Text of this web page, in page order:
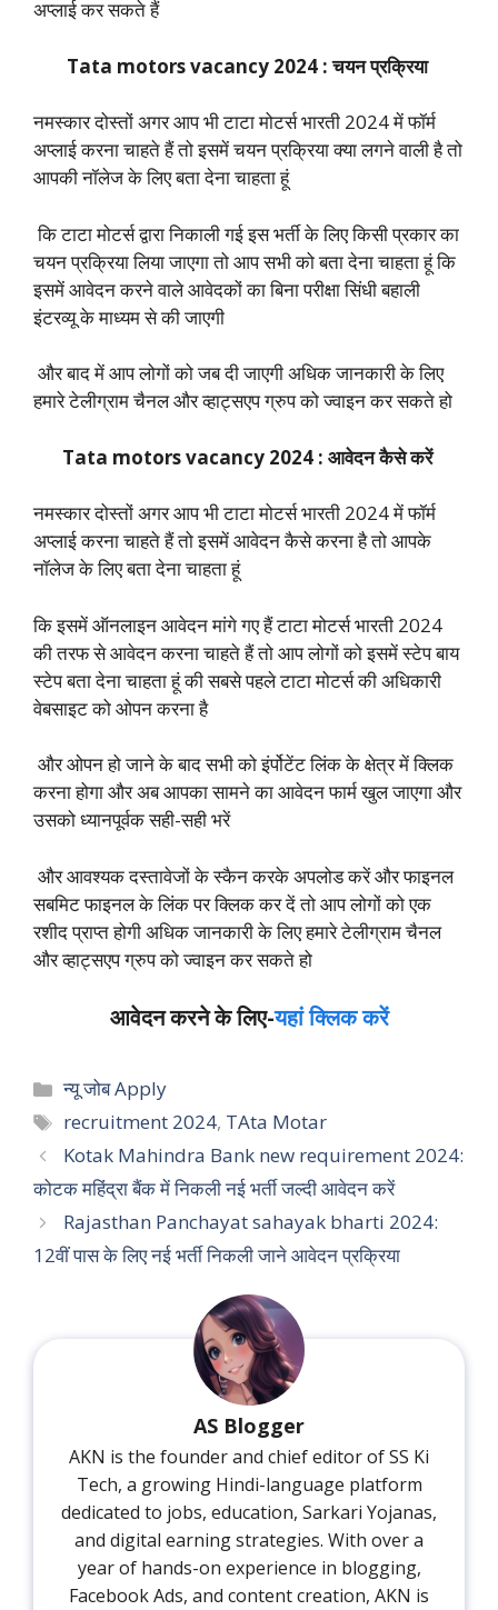
अप्लाई कर सकते हैं
Tata motors vacancy 2024 : चयन प्रक्रिया
नमस्कार दोस्तों अगर आप भी टाटा मोटर्स भारती 2024 में फॉर्म
अप्लाई करना चाहते हैं तो इसमें चयन प्रक्रिया क्या लगने वाली है तो
आपकी नॉलेज के लिए बता देना चाहता हूं
कि टाटा मोटर्स द्वारा निकाली गई इस भर्ती के लिए किसी प्रकार का
चयन प्रक्रिया लिया जाएगा तो आप सभी को बता देना चाहता हूं कि
इसमें आवेदन करने वाले आवेदकों का बिना परीक्षा सिंधी बहाली
इंटरव्यू के माध्यम से की जाएगी
और बाद में आप लोगों को जब दी जाएगी अधिक जानकारी के लिए
हमारे टेलीग्राम चैनल और व्हाट्सएप ग्रुप को ज्वाइन कर सकते हो
Tata motors vacancy 2024 : आवेदन कैसे करें
नमस्कार दोस्तों अगर आप भी टाटा मोटर्स भारती 2024 में फॉर्म
अप्लाई करना चाहते हैं तो इसमें आवेदन कैसे करना है तो आपके
नॉलेज के लिए बता देना चाहता हूं
कि इसमें ऑनलाइन आवेदन मांगे गए हैं टाटा मोटर्स भारती 2024
की तरफ से आवेदन करना चाहते हैं तो आप लोगों को इसमें स्टेप बाय
स्टेप बता देना चाहता हूं की सबसे पहले टाटा मोटर्स की अधिकारी
वेबसाइट को ओपन करना है
और ओपन हो जाने के बाद सभी को इंर्पोटेंट लिंक के क्षेत्र में क्लिक
करना होगा और अब आपका सामने का आवेदन फार्म खुल जाएगा और
उसको ध्यानपूर्वक सही-सही भरें
और आवश्यक दस्तावेजों के स्कैन करके अपलोड करें और फाइनल
सबमिट फाइनल के लिंक पर क्लिक कर दें तो आप लोगों को एक
रशीद प्राप्त होगी अधिक जानकारी के लिए हमारे टेलीग्राम चैनल
और व्हाट्सएप ग्रुप को ज्वाइन कर सकते हो
आवेदन करने के लिए-यहां क्लिक करें
Categories
न्यू जोब Apply
Tags
recruitment 2024, TAta Motar
Kotak Mahindra Bank new requirement 2024:
कोटक महिंद्रा बैंक में निकली नई भर्ती जल्दी आवेदन करें
Rajasthan Panchayat sahayak bharti 2024:
12वीं पास के लिए नई भर्ती निकली जाने आवेदन प्रक्रिया
AS Blogger
AKN is the founder and chief editor of SS Ki
Tech, a growing Hindi-language platform
dedicated to jobs, education, Sarkari Yojanas,
and digital earning strategies. With over a
year of hands-on experience in blogging,
Facebook Ads, and content creation, AKN is